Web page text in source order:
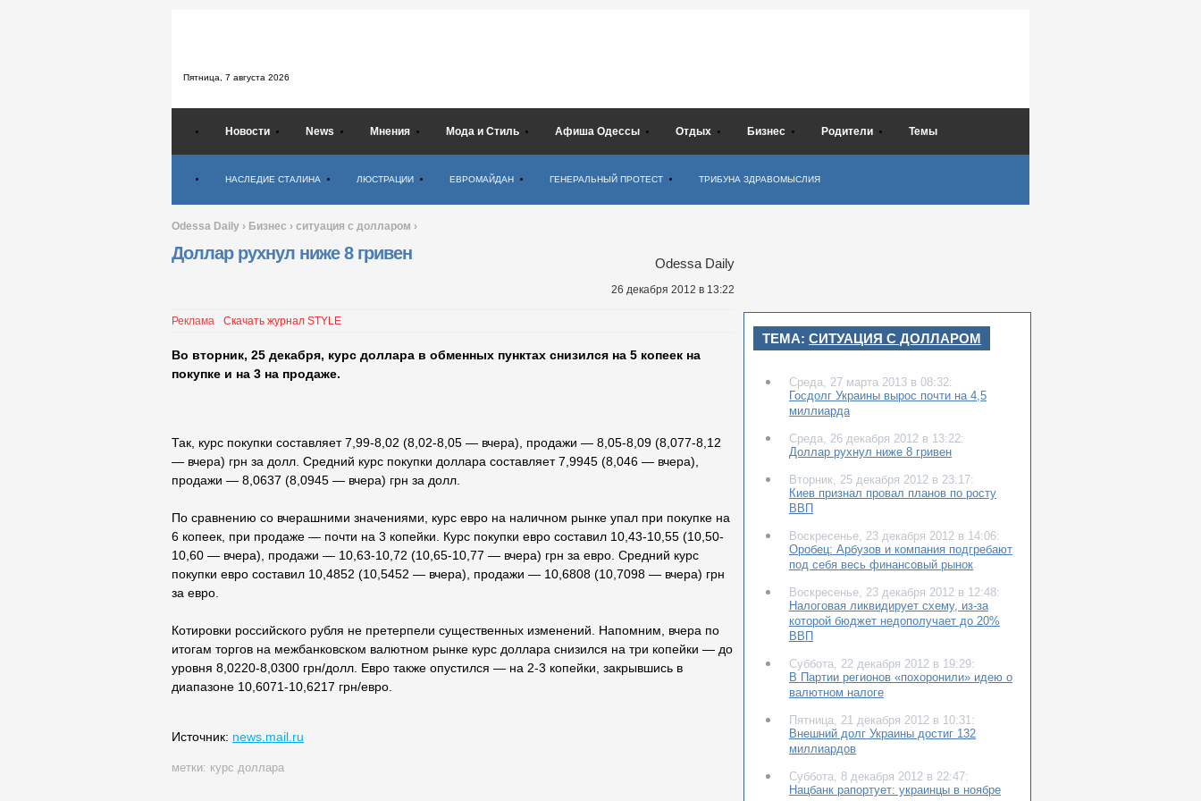
Пятница, 7 августа 2026
Новости News Мнения Мода и Стиль Афиша Одессы Отдых Бизнес Родители Темы
НАСЛЕДИЕ СТАЛИНА ЛЮСТРАЦИИ ЕВРОМАЙДАН ГЕНЕРАЛЬНЫЙ ПРОТЕСТ ТРИБУНА ЗДРАВОМЫСЛИЯ
Odessa Daily › Бизнес › ситуация с долларом ›
Доллар рухнул ниже 8 гривен
Odessa Daily
26 декабря 2012 в 13:22
Реклама Скачать журнал STYLE
Во вторник, 25 декабря, курс доллара в обменных пунктах снизился на 5 копеек на
покупке и на 3 на продаже.
Так, курс покупки составляет 7,99-8,02 (8,02-8,05 — вчера),
продажи — 8,05-8,09 (8,077-8,12 — вчера) грн за долл. Средний курс покупки доллара
составляет 7,9945 (8,046 — вчера), продажи — 8,0637 (8,0945 — вчера) грн за долл.
По сравнению со вчерашними значениями, курс евро на наличном рынке упал при покупке на
6 копеек, при продаже — почти на 3 копейки. Курс покупки евро составил 10,43-10,55 (10,50-
10,60 — вчера), продажи — 10,63-10,72 (10,65-10,77 — вчера) грн за евро. Средний курс
покупки евро составил 10,4852 (10,5452 — вчера), продажи — 10,6808 (10,7098 — вчера) грн
за евро.
Котировки российского рубля не претерпели существенных изменений. Напомним, вчера по
итогам торгов на межбанковском валютном рынке курс доллара снизился на три копейки — до
уровня 8,0220-8,0300 грн/долл. Евро также опустился — на 2-3 копейки, закрывшись в
диапазоне 10,6071-10,6217 грн/евро.
Источник: news.mail.ru
метки: курс доллара
ТЕМА: СИТУАЦИЯ С ДОЛЛАРОМ
Среда, 27 марта 2013 в 08:32:
Госдолг Украины вырос почти на 4,5
миллиарда
Среда, 26 декабря 2012 в 13:22:
Доллар рухнул ниже 8 гривен
Вторник, 25 декабря 2012 в 23:17:
Киев признал провал планов по росту
ВВП
Воскресенье, 23 декабря 2012 в 14:06:
Оробец: Арбузов и компания подгребают
под себя весь финансовый рынок
Воскресенье, 23 декабря 2012 в 12:48:
Налоговая ликвидирует схему, из-за
которой бюджет недополучает до 20%
ВВП
Суббота, 22 декабря 2012 в 19:29:
В Партии регионов «похоронили» идею о
валютном налоге
Пятница, 21 декабря 2012 в 10:31:
Внешний долг Украины достиг 132
миллиардов
Суббота, 8 декабря 2012 в 22:47:
Нацбанк рапортует: украинцы в ноябре